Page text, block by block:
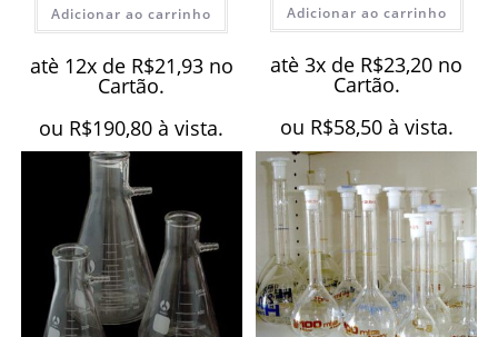
Adicionar ao carrinho
atè 12x de R$21,93 no
Cartão.
ou R$190,80 à vista.
Adicionar ao carrinho
atè 3x de R$23,20 no
Cartão.
ou R$58,50 à vista.